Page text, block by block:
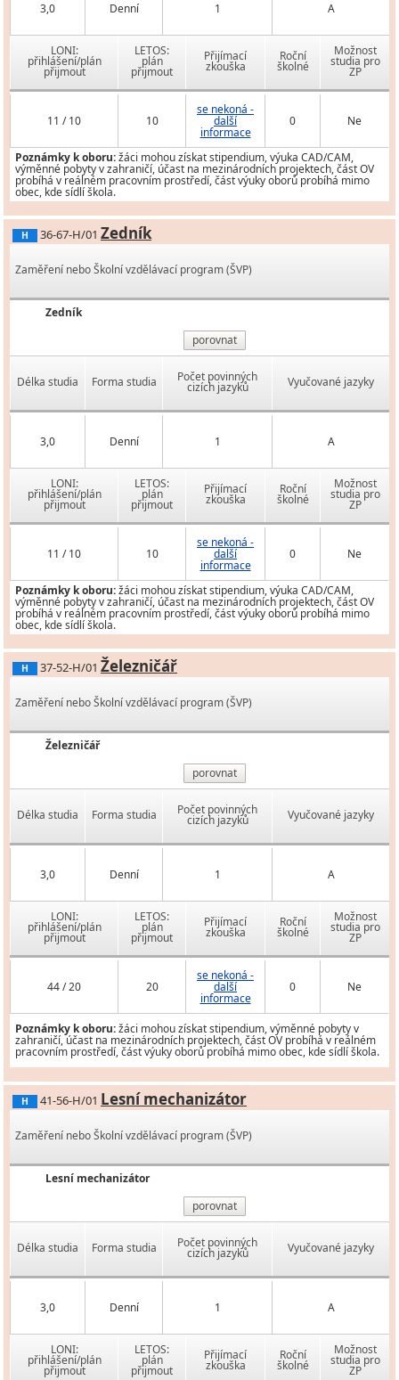
3,0 Denní 1 A
LONI:
přihlášení/plán
přijmout
LETOS:
plán
přijmout
Přijímací
zkouška
Roční
školné
Možnost
studia pro
ZP
11 / 10 10
se nekoná -
další
informace
0 Ne
Poznámky k oboru:žáci mohou získat stipendium, výuka CAD/CAM,
výměnné pobyty v zahraničí, účast na mezinárodních projektech, část OV
probíhá v reálném pracovním prostředí, část výuky oborů probíhá mimo
obec, kde sídlí škola.
H 36-67-H/01 Zedník
Zaměření nebo Školní vzdělávací program (ŠVP)
Zedník
porovnat
Délka studia Forma studia Počet povinných
cizích jazyků Vyučované jazyky
3,0 Denní 1 A
LONI:
přihlášení/plán
přijmout
LETOS:
plán
přijmout
Přijímací
zkouška
Roční
školné
Možnost
studia pro
ZP
11 / 10 10
se nekoná -
další
informace
0 Ne
Poznámky k oboru:žáci mohou získat stipendium, výuka CAD/CAM,
výměnné pobyty v zahraničí, účast na mezinárodních projektech, část OV
probíhá v reálném pracovním prostředí, část výuky oborů probíhá mimo
obec, kde sídlí škola.
H 37-52-H/01 Železničář
Zaměření nebo Školní vzdělávací program (ŠVP)
Železničář
porovnat
Délka studia Forma studia Počet povinných
cizích jazyků Vyučované jazyky
3,0 Denní 1 A
LONI:
přihlášení/plán
přijmout
LETOS:
plán
přijmout
Přijímací
zkouška
Roční
školné
Možnost
studia pro
ZP
44 / 20 20
se nekoná -
další
informace
0 Ne
Poznámky k oboru:žáci mohou získat stipendium, výměnné pobyty v
zahraničí, účast na mezinárodních projektech, část OV probíhá v reálném
pracovním prostředí, část výuky oborů probíhá mimo obec, kde sídlí škola.
H 41-56-H/01 Lesní mechanizátor
Zaměření nebo Školní vzdělávací program (ŠVP)
Lesní mechanizátor
porovnat
Délka studia Forma studia Počet povinných
cizích jazyků Vyučované jazyky
3,0 Denní 1 A
LONI:
přihlášení/plán
přijmout
LETOS:
plán
přijmout
Přijímací
zkouška
Roční
školné
Možnost
studia pro
ZP